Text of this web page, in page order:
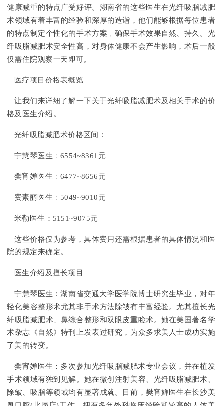
健康减重的特点广受好评。湖南省的这些医生在光纤吸脂减肥
术领域有着丰富的经验和深厚的造诣，他们能够根据每位患者
的特点制定个性化的手术方案，确保手术效果自然、持久。光
纤吸脂减肥术安全性高，对身体健康不会产生影响，术后一般
仅需住院观察一天即可。
医疗项目价格表概览
让我们来详细了解一下关于光纤吸脂减肥术及相关手术的价
格及医生介绍。
光纤吸脂减肥术价格区间：
宁慧琴医生：6554~8361元
樊宵婵医生：6477~8656元
费素丽医生：5049~9010元
米勒医生：5151~9075元
这些价格仅为参考，具体费用还需根据患者的具体情况和医
院的规定来确定。
医生介绍及擅长项目
宁慧琴医生：湖南省交通大学医学院博士研究生毕业，对年
轻化美容整形术尤其非手术方法除皱有丰富经验。尤其擅长光
纤吸脂减肥术、鼻综合整形和双眼皮重睑术。她在美国著名学
术杂志《自然》特刊上发表过研究，为众多求美人士成功实施
了美的转变。
樊宵婵医生：多次参加光纤吸脂减肥术专业会议，并在植发
手术领域有独到见解。她在微创注射美容、光纤吸脂减肥术、
除皱、吸脂等领域均有显著成就。目前，樊宵婵医生在长沙美